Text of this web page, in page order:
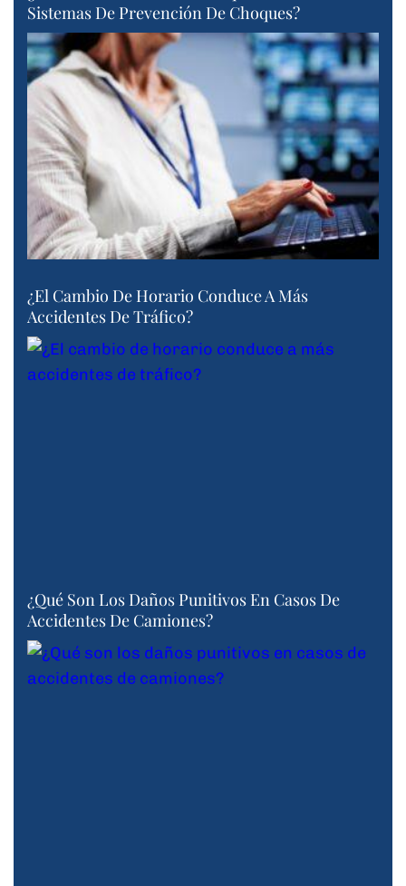
Sistemas De Prevención De Choques?
¿El Cambio De Horario Conduce A Más
Accidentes De Tráfico?
¿Qué Son Los Daños Punitivos En Casos De
Accidentes De Camiones?